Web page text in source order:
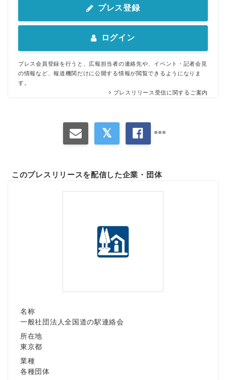
プレス登録
ログイン
プレス会員登録を行うと、広報担当者の連絡先や、イベント・記者会見
の情報など、報道機関だけに公開する情報が閲覧できるようになりま
す。
プレスリリース受信に関するご案内
このプレスリリースを配信した企業・団体
名称
一般社団法人全国道の駅連絡会
所在地
東京都
業種
各種団体